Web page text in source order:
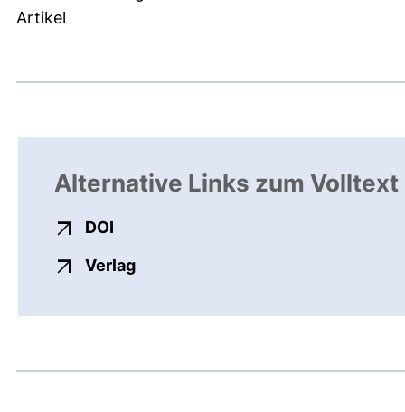
Artikel
Alternative Links zum Volltext
DOI
Verlagexterner Link, öffnet neues